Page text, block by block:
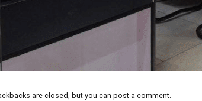
are closed, but you can post a comment